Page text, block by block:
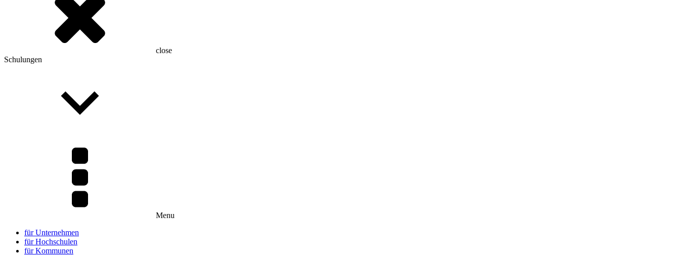
close
Schulungen
Menu
für Unternehmen
für Hochschulen
für Kommunen